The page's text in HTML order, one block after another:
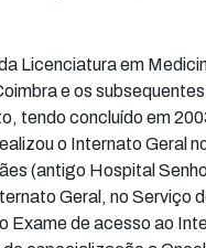
Licenciatura em
e os
tendo concluído em
o Internato Geral
(antigo Hospital
Geral, no Serviço
Exame de acesso ao